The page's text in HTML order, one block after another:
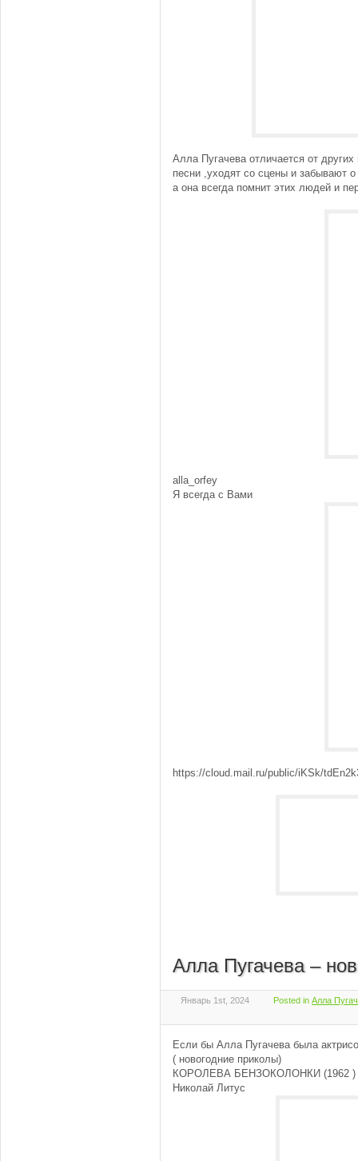
Алла Пугачева отличается от
песни ,уходят со сцены и забывают
а она всегда помнит этих людей и
alla_orfey
Я всегда с Вами
https://cloud.mail.ru/public/iKSk/
Алла Пугачева –
Январь 1st, 2024 Posted in Алла
Если бы Алла Пугачева была
( новогодние приколы)
КОРОЛЕВА БЕНЗОКОЛОНКИ (1962 )
Николай Литус